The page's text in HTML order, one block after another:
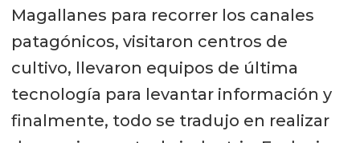
Magallanes para recorrer los canales
patagónicos, visitaron centros de
cultivo, llevaron equipos de última
tecnología para levantar información y
finalmente, todo se tradujo en realizar